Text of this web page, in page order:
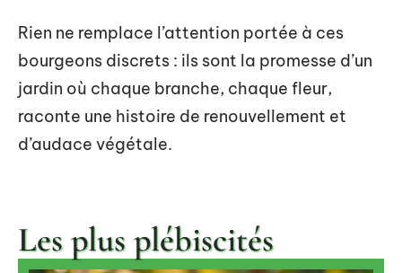
Rien ne remplace l’attention portée à ces
bourgeons discrets : ils sont la promesse d’un
jardin où chaque branche, chaque fleur,
raconte une histoire de renouvellement et
d’audace végétale.
Les plus plébiscités